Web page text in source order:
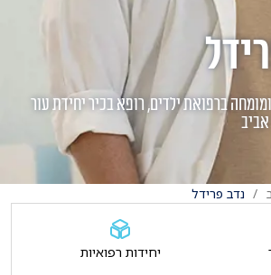
ברפואת ילדים, רופא בכיר יחידת עור
נדב פרידל
יחידות רפואיות